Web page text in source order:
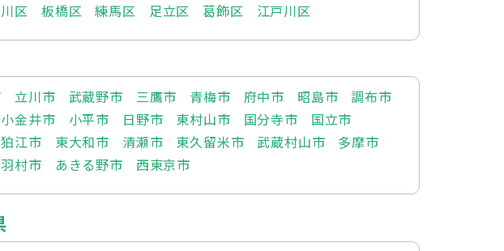
区 板橋区 練馬区 足立区 葛飾区 江戸川区
立川市 武蔵野市 三鷹市 青梅市 府中市 昭島市
調布市
小金井市 小平市 日野市 東村山市 国分寺市
国立市
狛江市 東大和市 清瀬市 東久留米市 武蔵村山市
多摩市
羽村市 あきる野市 西東京市